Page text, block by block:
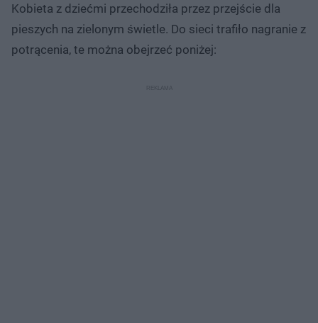
Kobieta z dziećmi przechodziła przez przejście dla
pieszych na zielonym świetle. Do sieci trafiło nagranie z
potrącenia, te można obejrzeć poniżej: